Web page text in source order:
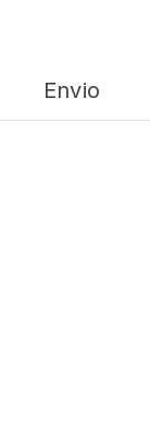
Envio